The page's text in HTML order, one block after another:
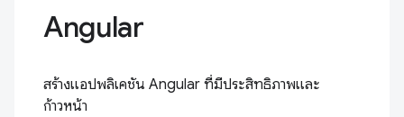
Angular
สร้างแอปพลิเคชัน Angular ที่มีประสิทธิภาพและ
ก้าวหน้า